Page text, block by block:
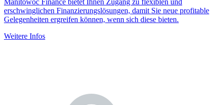
Manitowoc Finance bietet Ihnen Zugang zu flexiblen und
erschwinglichen Finanzierungslösungen, damit Sie neue profitable
Gelegenheiten ergreifen können, wenn sich diese bieten.
Weitere Infos